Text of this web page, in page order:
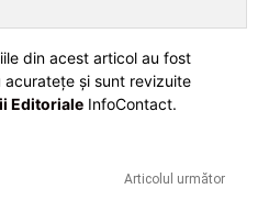
din acest articol au fost
și sunt revizuite
Editoriale InfoContact.
Articolul următor